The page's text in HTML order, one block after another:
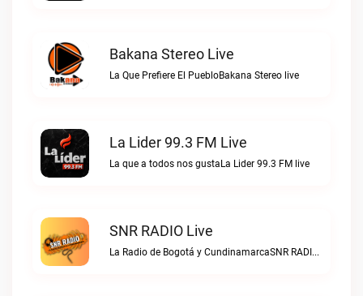
Bakana Stereo Live
La Que Prefiere El PuebloBakana Stereo live
La Lider 99.3 FM Live
La que a todos nos gustaLa Lider 99.3 FM live
SNR RADIO Live
La Radio de Bogotá y CundinamarcaSNR RADIO live